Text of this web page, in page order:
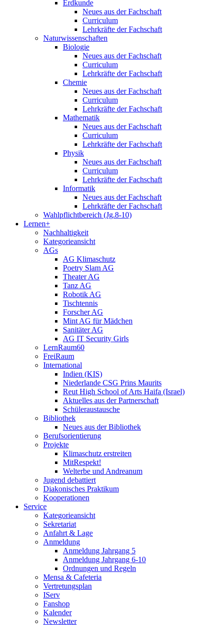
Erdkunde
Neues aus der Fachschaft
Curriculum
Lehrkräfte der Fachschaft
Naturwissenschaften
Biologie
Neues aus der Fachschaft
Curriculum
Lehrkräfte der Fachschaft
Chemie
Neues aus der Fachschaft
Curriculum
Lehrkräfte der Fachschaft
Mathematik
Neues aus der Fachschaft
Curriculum
Lehrkräfte der Fachschaft
Physik
Neues aus der Fachschaft
Curriculum
Lehrkräfte der Fachschaft
Informatik
Neues aus der Fachschaft
Lehrkräfte der Fachschaft
Wahlpflichtbereich (Jg.8-10)
Lernen+
Nachhaltigkeit
Kategorieansicht
AGs
AG Klimaschutz
Poetry Slam AG
Theater AG
Tanz AG
Robotik AG
Tischtennis
Forscher AG
Mint AG für Mädchen
Sanitäter AG
AG IT Security Girls
LernRaum60
FreiRaum
International
Indien (KIS)
Niederlande CSG Prins Maurits
Reut High School of Arts Haifa (Israel)
Aktuelles aus der Partnerschaft
Schüleraustausche
Bibliothek
Neues aus der Bibliothek
Berufsorientierung
Projekte
Klimaschutz erstreiten
MitRespekt!
Welterbe und Andreanum
Jugend debattiert
Diakonisches Praktikum
Kooperationen
Service
Kategorieansicht
Sekretariat
Anfahrt & Lage
Anmeldung
Anmeldung Jahrgang 5
Anmeldung Jahrgang 6-10
Ordnungen und Regeln
Mensa & Cafeteria
Vertretungsplan
IServ
Fanshop
Kalender
Newsletter